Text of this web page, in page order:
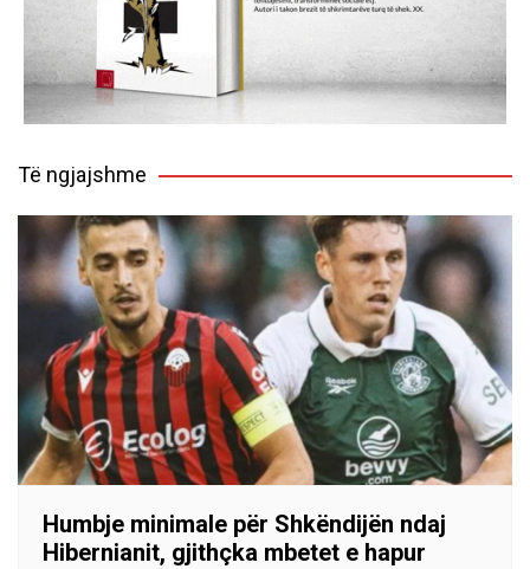
Të ngjajshme
Humbje minimale për Shkëndijën ndaj
Hibernianit, gjithçka mbetet e hapur